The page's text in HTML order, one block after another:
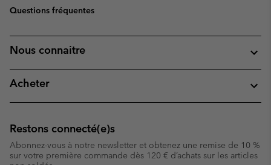
Questions fréquentes
Nous connaitre
Acheter
Restons connecté(e)s
Abonnez-vous à notre newsletter et obtenez une remise de 10 %
sur votre première commande dès 120 € d’achats sur les articles